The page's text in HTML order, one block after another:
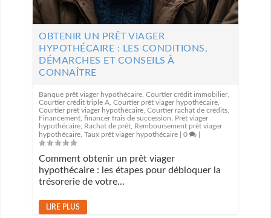
OBTENIR UN PRÊT VIAGER
HYPOTHÉCAIRE : LES CONDITIONS,
DÉMARCHES ET CONSEILS À
CONNAÎTRE
Banque prêt viager hypothécaire ,Courtier crédit immobilier
Courtier crédit triple A ,Courtier prêt viager hypothécaire
Courtier prêt viager hypothécaire ,Courtier rachat de crédits
Financement ,financer frais de succession
Prêt viager
hypothécaire Rachat de prêt Remboursement prêt viager
hypothécaire ,Taux prêt viager hypothécaire |0
Comment obtenir un prêt viager
hypothécaire : les étapes pour débloquer la
trésorerie de votre...
LIRE PLUS